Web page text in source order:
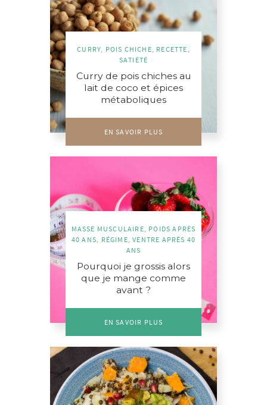
CURRY POIS CHICHE RECETTE
SATIÉTÉ
Curry de pois chiches au
lait de coco et épices
métaboliques
EN SAVOIR PLUS
MASSE MUSCULAIRE POIDS APRÈS
40 ANS
RÉGIME ,VENTRE APRÈS 40
ANS
Pourquoi je grossis alors
que je mange comme
avant ?
EN SAVOIR PLUS